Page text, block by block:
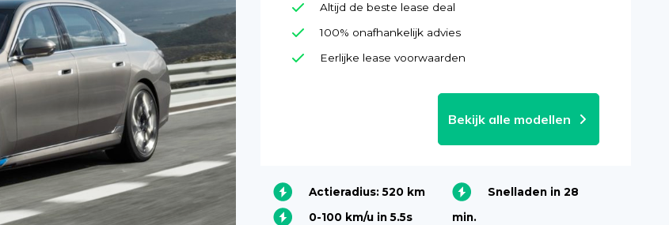
Bekijk alle modellen
Altijd de beste lease deal
100% onafhankelijk advies
Eerlijke lease voorwaarden
Actieradius: 520 km
0-100 km/u in 5.5s
Snelladen in 28
min.